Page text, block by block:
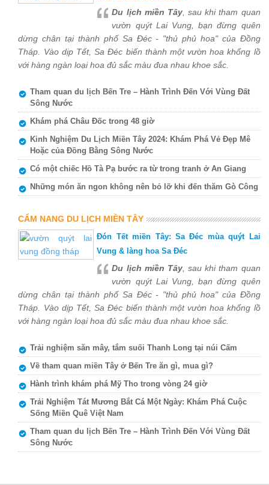
Du lịch miền Tây, sau khi tham quan
vườn quýt Lai Vung, bạn đừng quên
dừng chân tại thành phố Sa Đéc - "thủ phủ hoa" của Đồng
Tháp. Vào dịp Tết, Sa Đéc biến thành một vườn hoa khổng lồ
với hàng ngàn loại hoa đủ sắc màu đua nhau khoe sắc.
Tham quan du lịch Bến Tre – Hành Trình Đến Với Vùng Đất
Sông Nước
Khám phá Châu Đốc trong 48 giờ
Kinh Nghiệm Du Lịch Miền Tây 2024: Khám Phá Vẻ Đẹp Mê
Hoặc của Đồng Bằng Sông Nước
Có một chiếc Hồ Tà Pạ bước ra từ trong tranh ở An Giang
Những món ăn ngon không nên bỏ lỡ khi đến thăm Gò Công
CẨM NANG DU LỊCH MIỀN TÂY
Đón Tết miền Tây: Sa Đéc mùa quýt Lai
Vung & làng hoa Sa Đéc
Du lịch miền Tây, sau khi tham quan
vườn quýt Lai Vung, bạn đừng quên
dừng chân tại thành phố Sa Đéc - "thủ phủ hoa" của Đồng
Tháp. Vào dịp Tết, Sa Đéc biến thành một vườn hoa khổng lồ
với hàng ngàn loại hoa đủ sắc màu đua nhau khoe sắc.
Trải nghiệm săn mây, tắm suối Thanh Long tại núi Cấm
Về tham quan miền Tây ở Bến Tre ăn gì, mua gì?
Hành trình khám phá Mỹ Tho trong vòng 24 giờ
Trải Nghiệm Tát Mương Bắt Cá Một Ngày: Khám Phá Cuộc
Sống Miền Quê Việt Nam
Tham quan du lịch Bến Tre – Hành Trình Đến Với Vùng Đất
Sông Nước